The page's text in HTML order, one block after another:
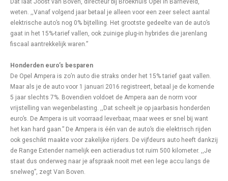
Dat laat Joost van Boven, directeur bij Broekhuis Opel in Barneveld,
weten. ,,Vanaf volgend jaar betaal je alleen voor een zeer select aantal
elektrische auto’s nog 0% bijtelling. Het grootste gedeelte van de auto’s
gaat in het 15%-tarief vallen, ook zuinige plug-in hybrides die jarenlang
fiscaal aantrekkelijk waren.”
Honderden euro’s besparen
De Opel Ampera is zo’n auto die straks onder het 15% tarief gaat vallen.
Maar als je de auto voor 1 januari 2016 registreert, betaal je de komende
5 jaar slechts 7%. Bovendien voldoet de Ampera aan de norm voor
vrijstelling van wegenbelasting. ,,Dat scheelt je op jaarbasis honderden
euro’s. De Ampera is uit voorraad leverbaar, maar wees er snel bij want
het kan hard gaan.” De Ampera is één van de auto’s die elektrisch rijden
ook geschikt maakte voor zakelijke rijders. De vijfdeurs auto heeft dankzij
de Range Extender namelijk een actieradius tot ruim 500 kilometer. ,,Je
staat dus onderweg naar je afspraak nooit met een lege accu langs de
snelweg”, zegt Van Boven.